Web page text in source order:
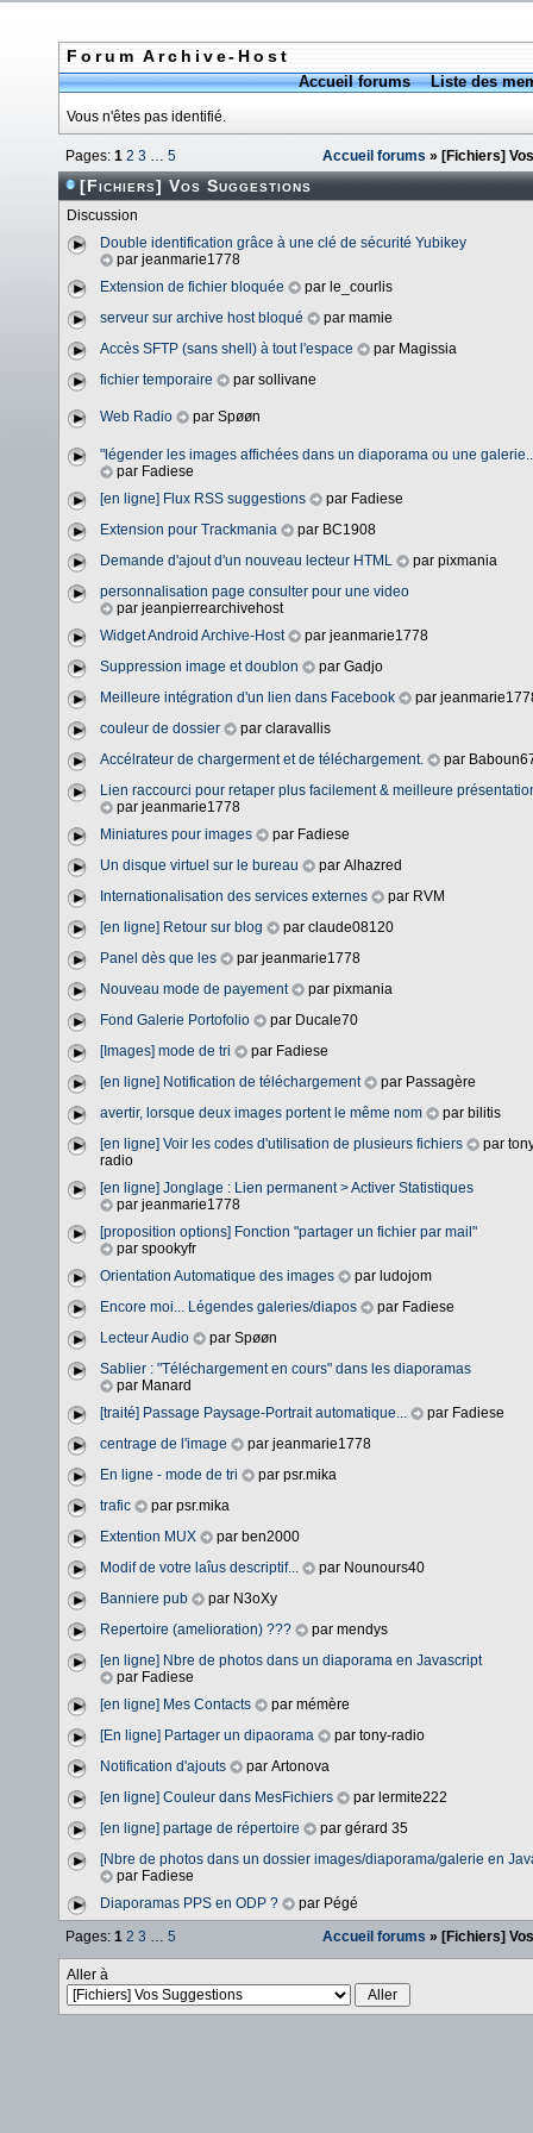
Forum Archive-Host
Accueil forums Liste des
Vous n'êtes pas identifié.
Pages: 1 2 3 … 5 Accueil forums » [Fichiers]
[Fichiers] Vos Suggestions
Discussion
Double identification grâce à une clé de sécurité Yubikey
par jeanmarie1778
Extension de fichier bloquée
par le_courlis
serveur sur archive host bloqué
par mamie
Accès SFTP (sans shell) à tout l'espace
par Magissia
fichier temporaire
par sollivane
Web Radio par Spøøn
"légender les images affichées dans un diaporama ou une
par Fadiese
[en ligne] Flux RSS suggestions
par Fadiese
Extension pour Trackmania
par BC1908
Demande d'ajout d'un nouveau lecteur HTML
par pixmania
personnalisation page consulter pour une video
par jeanpierrearchivehost
Widget Android Archive-Host
par jeanmarie1778
Suppression image et doublon
par Gadjo
Meilleure intégration d'un lien dans Facebook
par
couleur de dossier
par claravallis
Accélrateur de chargerment et de téléchargement.
par
Lien raccourci pour retaper plus facilement & meilleure
par jeanmarie1778
Miniatures pour images
par Fadiese
Un disque virtuel sur le bureau
par Alhazred
Internationalisation des services externes
par RVM
[en ligne] Retour sur blog
par claude08120
Panel dès que les
par jeanmarie1778
Nouveau mode de payement
par pixmania
Fond Galerie Portofolio
par Ducale70
[Images] mode de tri
par Fadiese
[en ligne] Notification de téléchargement
par Passagère
avertir, lorsque deux images portent le même nom
par bilitis
[en ligne] Voir les codes d'utilisation de plusieurs fichiers
par
radio
[en ligne] Jonglage : Lien permanent > Activer Statistiques
par jeanmarie1778
[proposition options] Fonction "partager un fichier par mail"
par spookyfr
Orientation Automatique des images
par ludojom
Encore moi... Légendes galeries/diapos
par Fadiese
Lecteur Audio
par Spøøn
Sablier : "Téléchargement en cours" dans les diaporamas
par Manard
[traité] Passage Paysage-Portrait automatique...
par Fadiese
centrage de l'image
par jeanmarie1778
En ligne - mode de tri
par psr.mika
trafic
par psr.mika
Extention MUX
par ben2000
Modif de votre laîus descriptif...
par Nounours40
Banniere pub
par N3oXy
Repertoire (amelioration) ???
par mendys
[en ligne] Nbre de photos dans un diaporama en Javascript
par Fadiese
[en ligne] Mes Contacts
par mémère
[En ligne] Partager un dipaorama
par tony-radio
Notification d'ajouts
par Artonova
[en ligne] Couleur dans MesFichiers
par lermite222
[en ligne] partage de répertoire
par gérard 35
[Nbre de photos dans un dossier images/diaporama/galerie en
par Fadiese
Diaporamas PPS en ODP ?
par Pégé
Pages: 1 2 3 … 5 Accueil forums » [Fichiers]
Aller à